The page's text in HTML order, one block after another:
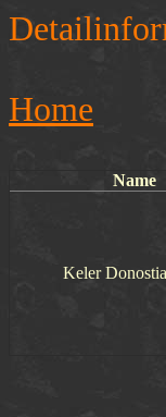
Home
Name
Keler